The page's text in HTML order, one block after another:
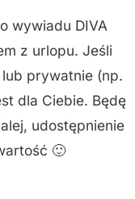
wywiadu DIVA
z urlopu. Jeśli
prywatnie (np.
dla Ciebie. Będę
udostępnienie
🙂